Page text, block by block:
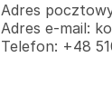
Adres
Adres e-mail:
Telefon: +48